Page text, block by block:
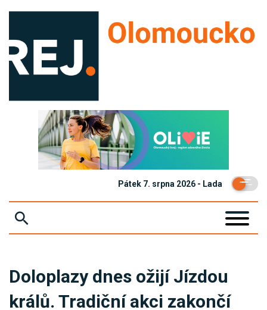
Pátek 7. srpna 2026 - Lada
KRIMI
SPORT
Doloplazy dnes ožijí Jízdou
králů. Tradiční akci zakončí